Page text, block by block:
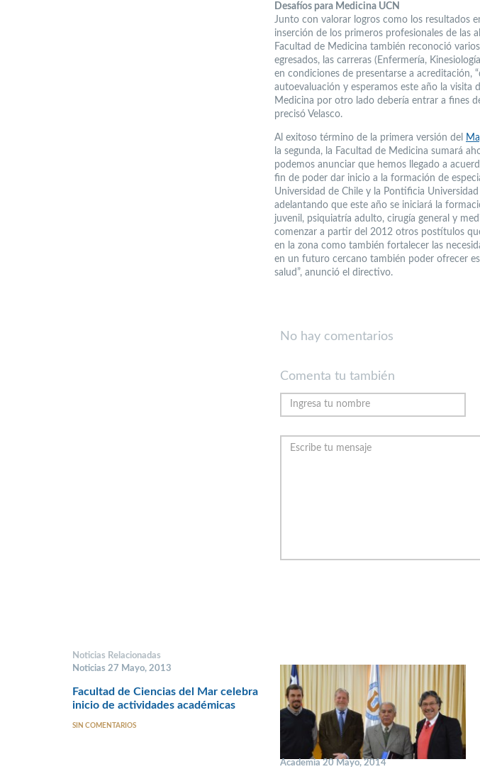
Desafíos para Medicina UCN
Junto con valorar logros como los resultados
inserción de los primeros profesionales de las
Facultad de Medicina también reconoció
egresados, las carreras (Enfermería,
en condiciones de presentarse a acreditación,
autoevaluación y esperamos este año la visita
Medicina por otro lado debería entrar a fines
precisó Velasco.
Al exitoso término de la primera versión del
la segunda, la Facultad de Medicina sumará
podemos anunciar que hemos llegado a
fin de poder dar inicio a la formación de
Universidad de Chile y la Pontificia
adelantando que este año se iniciará la
juvenil, psiquiatría adulto, cirugía general y
comenzar a partir del 2012 otros postítulos
en la zona como también fortalecer las
en un futuro cercano también poder ofrecer
salud”, anunció el directivo.
No hay comentarios
Comenta tu también
Noticias Relacionadas
Noticias 27 Mayo, 2013
Facultad de Ciencias del Mar celebra
inicio de actividades académicas
SIN COMENTARIOS
Academia 20 Mayo, 2014